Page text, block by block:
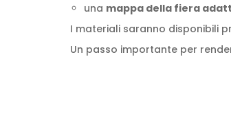
una mappa della fiera
I materiali saranno disponibili
Un passo importante per